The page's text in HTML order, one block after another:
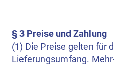
§ 3 Preise und Zahlung
(1) Die Preise gelten für
Lieferungsumfang.